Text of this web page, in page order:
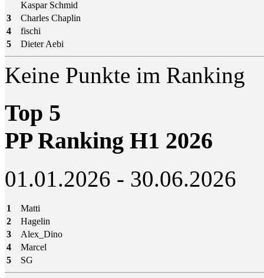
Kaspar Schmid
3
Charles Chaplin
4
fischi
5
Dieter Aebi
Keine Punkte im Ranking
Top 5
PP Ranking H1 2026
01.01.2026 - 30.06.2026
1
Matti
2
Hagelin
3
Alex_Dino
4
Marcel
5
SG